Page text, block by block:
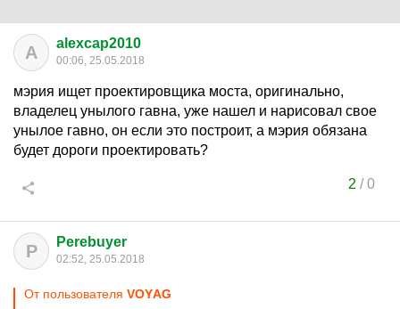
A alexcap2010
00:06, 25.05.2018
мэрия ищет проектировщика моста, оригинально,
владелец унылого гавна, уже нашел и нарисовал свое
унылое гавно, он если это построит, а мэрия обязана
будет дороги проектировать?
2 /0
P Perebuyer
02:52, 25.05.2018
От пользователя VОYАG